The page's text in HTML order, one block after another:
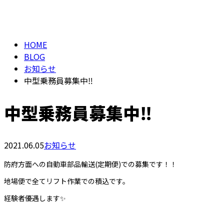
HOME
BLOG
お知らせ
中型乗務員募集中‼️
中型乗務員募集中‼️
2021.06.05お知らせ
防府方面への自動車部品輸送(定期便)での募集です！！
地場便で全てリフト作業での積込です。
経験者優遇します✨